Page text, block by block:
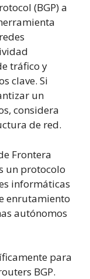
(BGP) a
tráfico y
clave. Si
un
considera
de red.
Frontera
un protocolo
informáticas
enrutamiento
autónomos
para
BGP.